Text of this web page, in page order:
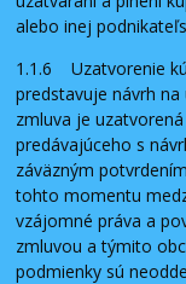
alebo inej
1.1.6 Uzatvorenie
predstavuje návrh
zmluva je
predávajúceho s
záväzným
tohto momentu
vzájomné práva a
zmluvou a týmito
podmienky sú